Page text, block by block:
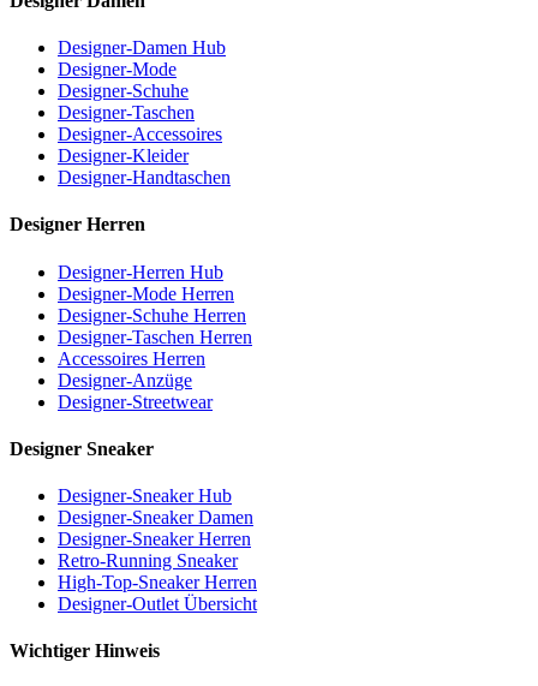
Designer-Damen Hub
Designer-Mode
Designer-Schuhe
Designer-Taschen
Designer-Accessoires
Designer-Kleider
Designer-Handtaschen
Designer Herren
Designer-Herren Hub
Designer-Mode Herren
Designer-Schuhe Herren
Designer-Taschen Herren
Accessoires Herren
Designer-Anzüge
Designer-Streetwear
Designer Sneaker
Designer-Sneaker Hub
Designer-Sneaker Damen
Designer-Sneaker Herren
Retro-Running Sneaker
High-Top-Sneaker Herren
Designer-Outlet Übersicht
Wichtiger Hinweis